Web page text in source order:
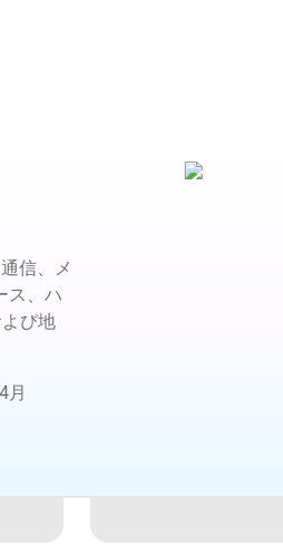
信、メ
ス、ハ
び地
月